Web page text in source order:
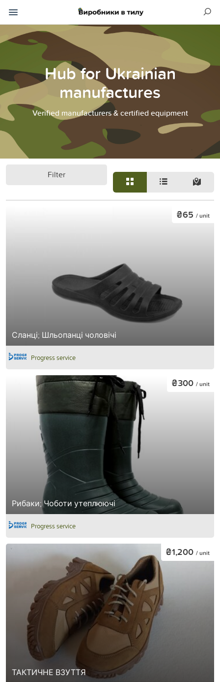
Hub for Ukrainian
manufactures
Verified manufacturers & certified equipment
Filter
Сланці; Шльопанці чоловічі
₴65 / unit
Progress service
Рибаки; Чоботи утеплюючі
₴300 / unit
Progress service
ТАКТИЧНЕ ВЗУТТЯ
₴1,200 / unit